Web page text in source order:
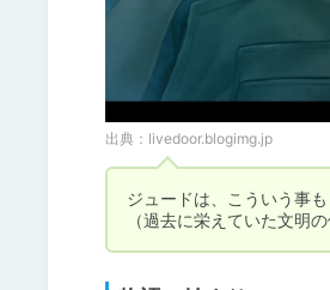
出典： livedoor.blogimg.jp
ジュードは、こういう事も
（過去に栄えていた文明